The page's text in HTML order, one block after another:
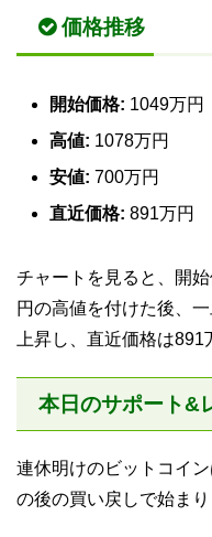
価格推移
開始価格: 1049万円
高値: 1078万円
安値: 700万円
直近価格: 891万円
チャートを見ると、開
円の高値を付けた後、
上昇し、直近価格は891
本日のサポート&
連休明けのビットコイ
の後の買い戻しで始まり